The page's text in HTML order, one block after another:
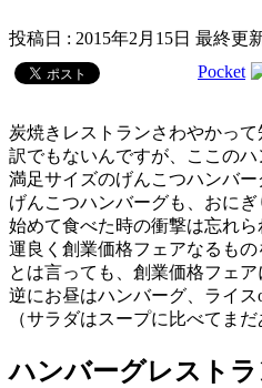
投稿日 : 2015年2月15日 最終更
Pocket
炭焼きレストランさわやかっ
訳でもないんですが、ここのハ
満足サイズのげんこつハンバ
げんこつハンバーグも、おに
始めて食べた時の衝撃は忘れ
運良く創業価格フェアなるも
とは言っても、創業価格フェ
逆にお昼はハンバーグ、ライス
（サラダはスープに比べてまだ
ハンバーグレスト